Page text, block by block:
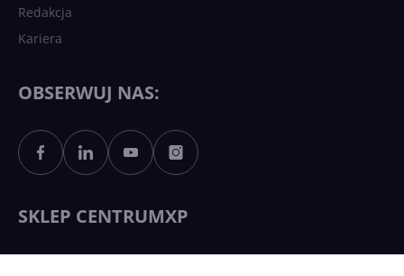
Sztuczna inteligencja po
polsku. Dość barier
Redakcja
Kariera
OBSERWUJ NAS:
SKLEP CENTRUMXP